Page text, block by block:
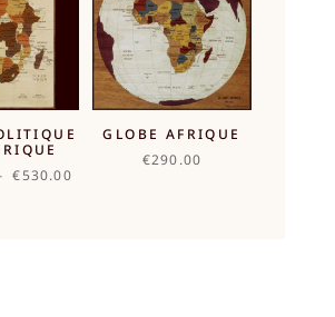
€3,190.00
€530.00Plage
GLOBE AFRIQUE
€290.00